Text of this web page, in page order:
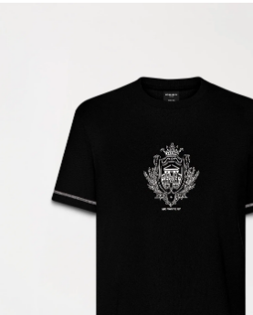
DUTIES & TAXES INCLUDED